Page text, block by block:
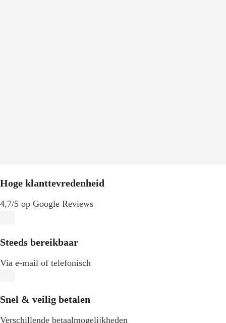
Hoge klanttevredenheid
4,7/5 op Google Reviews
Steeds bereikbaar
Via e-mail of telefonisch
Snel & veilig betalen
Verschillende betaalmogelijkheden